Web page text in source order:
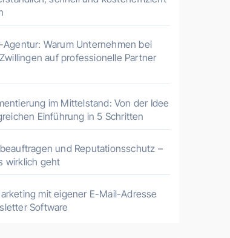
Agentur: Warum Unternehmen bei
auf professionelle Partner
im Mittelstand: Von der Idee
Einführung in 5 Schritten
und Reputationsschutz –
wirklich geht
mit eigener E-Mail-Adresse
Software